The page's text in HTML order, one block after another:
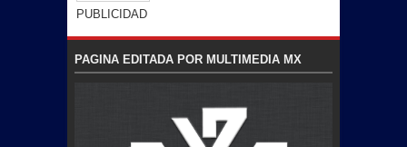
PUBLICIDAD
PAGINA EDITADA POR MULTIMEDIA MX